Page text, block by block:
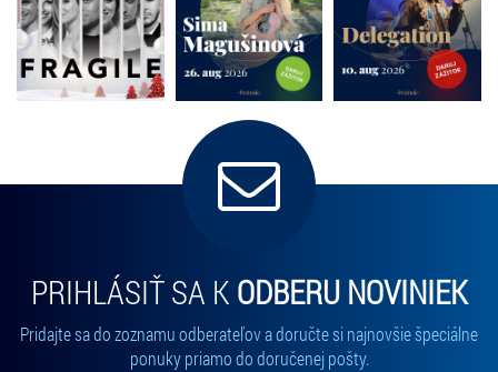
PRIHLÁSIŤ SA K ODBERU NOVINIEK
Pridajte sa do zoznamu odberateľov a doručte si najnovšie špeciálne
ponuky priamo do doručenej pošty.